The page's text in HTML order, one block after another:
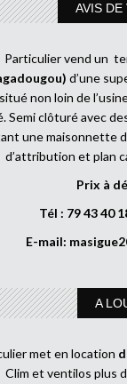
AVIS DE
Particulier vend un
d’une
non loin de
Semi clôturé avec
une maisonnette
d’attribution et plan
Prix à
Tél : 79 43 40
E-mail:
A
met en location
Clim et ventilos plus